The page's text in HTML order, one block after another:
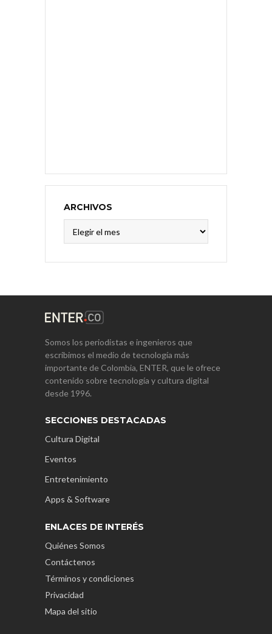
ARCHIVOS
Somos los periodistas e ingenieros que
escribimos el medio de tecnología más
importante de Colombia, ENTER, que le ofrece
contenido sobre tecnología y cultura digital
desde 1996.
SECCIONES DESTACADAS
Cultura Digital
Eventos
Entretenimiento
Apps & Software
ENLACES DE INTERÉS
Quiénes Somos
Contáctenos
Términos y condiciones
Privacidad
Mapa del sitio